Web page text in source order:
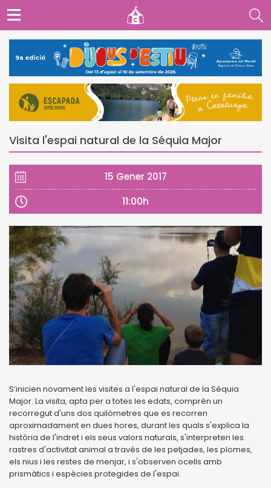
Visita l'espai natural de la Séquia Major
15 Gener 2017
11:00h
S’inicien novament les visites a l'espai natural de la Séquia
Major. La visita, apta per a totes les edats, comprèn un
recorregut d'uns dos quilòmetres que es recorren
aproximadament en dues hores, durant les quals s'explica la
història de l'indret i els seus valors naturals, s'interpreten les
rastres d'activitat animal a través de les petjades, les plomes,
els nius i les restes de menjar, i s'observen ocells amb
prismàtics i espècies protegides de l'espai.